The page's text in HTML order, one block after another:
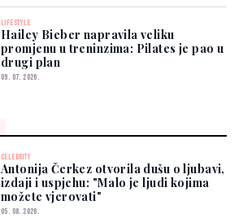
LIFESTYLE
Hailey Bieber napravila veliku
promjenu u treninzima: Pilates je pao u
drugi plan
09. 07. 2026.
CELEBRITY
Antonija Čerkez otvorila dušu o ljubavi,
izdaji i uspjehu: "Malo je ljudi kojima
možete vjerovati"
05. 08. 2026.